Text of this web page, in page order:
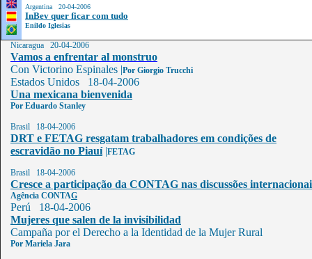
Argentina 20-04-2006
InBev quer ficar com tudo
Enildo Iglesias
Nicaragua 20-04-2006
Vamos a enfrentar al monstruo
Con Victorino Espinales |Por Giorgio Trucchi
Estados Unidos 18-04-2006
Una mexicana bienvenida
Por Eduardo Stanley
Brasil 18-04-2006
DRT e FETAG resgatam trabalhadores em condições de
escravidão no Piauí |FETAG
Brasil 18-04-2006
Cresce a participação da CONTAG nas discussões
Agência CONTAG
Perú 18-04-2006
Mujeres que salen de la invisibilidad
Campaña por el Derecho a la Identidad de la Mujer Rural
Por Mariela Jara